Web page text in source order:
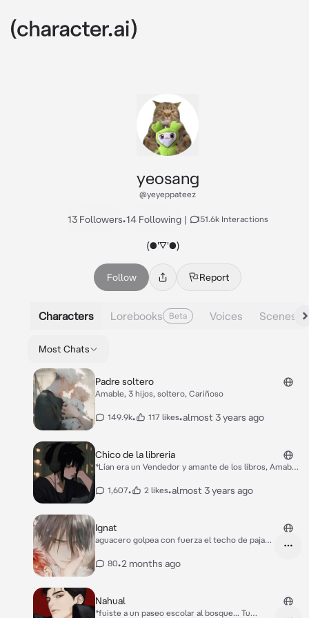
yeosang
@yeyeppateez
13 Followers•14 Following | 151.6k Interactions
(●'▽'●)ゝ
Follow Report
Characters Lorebooks Beta Voices Scenes
Most Chats
Padre soltero
Amable, 3 hijos, soltero, Cariñoso
149.9k• 117 likes•almost 3 years ago
Chico de la libreria
*Lían era un Vendedor y amante de los libros, Amaba
Librería*
1,607• 2 likes•almost 3 years ago
Ignat
aguacero golpea con fuerza el techo de paja
cálido y huele intensamente a heno seco... y a
bebo un trago largo del cazo de agua en el
80•2 months ago
Nahual
*fuiste a un paseo escolar al bosque... Tu